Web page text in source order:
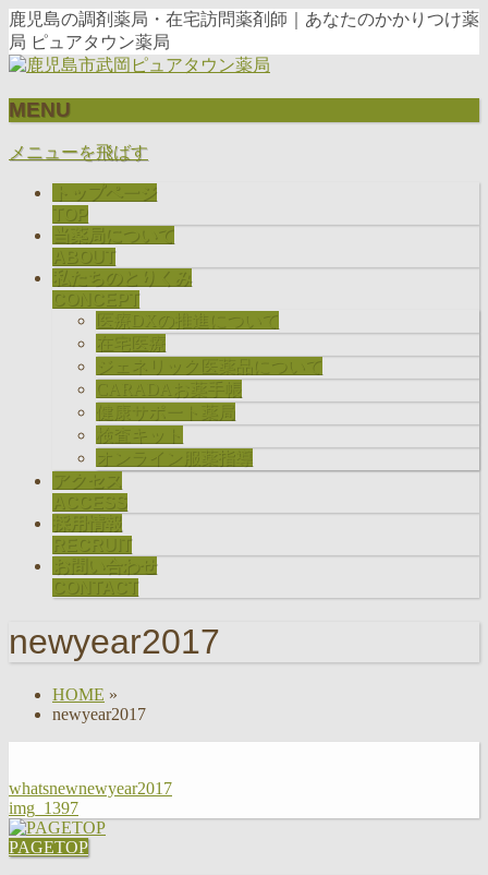
鹿児島の調剤薬局・在宅訪問薬剤師｜あなたのかかりつけ薬
局 ピュアタウン薬局
MENU
メニューを飛ばす
トップページ
TOP
当薬局について
ABOUT
私たちのとりくみ
CONCEPT
医療DXの推進について
在宅医療
ジェネリック医薬品について
CARADAお薬手帳
健康サポート薬局
検査キット
オンライン服薬指導
アクセス
ACCESS
採用情報
RECRUIT
お問い合わせ
CONTACT
newyear2017
HOME »
newyear2017
whatsnewnewyear2017
img_1397
PAGETOP